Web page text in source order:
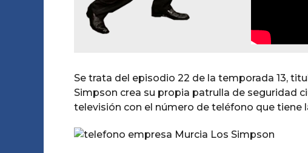
Se trata del episodio 22 de la temporada 13,
Simpson crea su propia patrulla de seguridad
televisión con el número de teléfono que tiene